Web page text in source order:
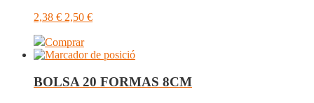
2,38 € 2,50 €
Comprar
BOLSA 20 FORMAS 8CM